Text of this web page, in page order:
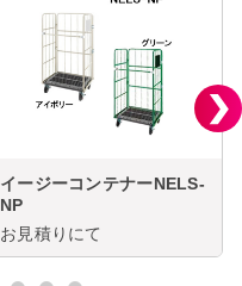
イージーコンテナーNELS-
NP
お見積りにて